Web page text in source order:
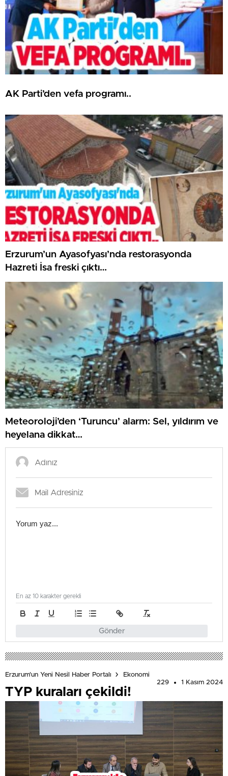
AK Parti’den vefa programı..
Erzurum’un Ayasofyası’nda restorasyonda
Hazreti İsa freski çıktı…
Meteoroloji’den ‘Turuncu’ alarm: Sel, yıldırım ve
heyelana dikkat…
Gönder
En az 10 karakter gerekli
Erzurum'un Yeni Nesil Haber Portalı
Ekonomi
229
1 Kasım 2024
TYP kuraları çekildi!